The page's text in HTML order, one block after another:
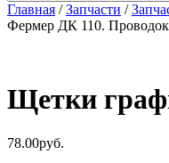
Главная /Запчасти /
Фермер ДК 110.
Щетки
78.00руб.